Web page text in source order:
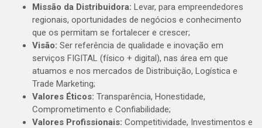
Missão da Distribuidora: Levar, para empreendedores
regionais, oportunidades de negócios e conhecimento
que os permitam se fortalecer e crescer;
Visão: Ser referência de qualidade e inovação em
serviços FIGITAL (físico + digital), nas área em que
atuamos e nos mercados de Distribuição, Logística e
Trade Marketing;
Valores Éticos: Transparência, Honestidade,
Comprometimento e Confiabilidade;
Valores Profissionais: Competitividade, Investimentos e